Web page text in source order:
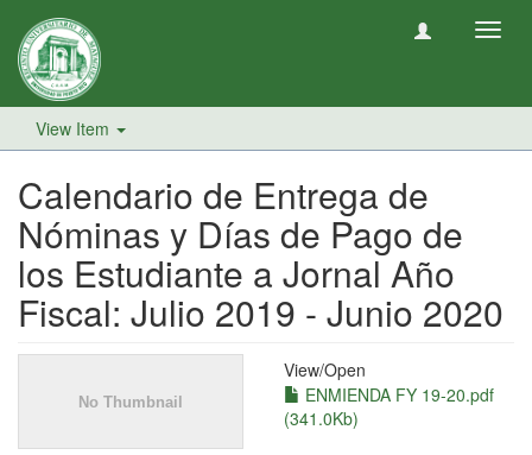
View Item
Calendario de Entrega de
Nóminas y Días de Pago de
los Estudiante a Jornal Año
Fiscal: Julio 2019 - Junio 2020
View/Open
ENMIENDA FY 19-20.pdf
(341.0Kb)